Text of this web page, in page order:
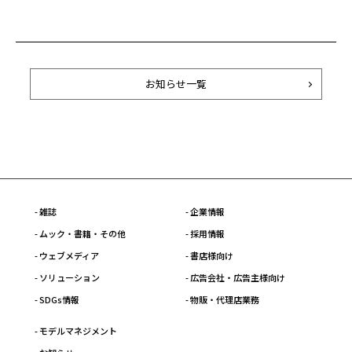
お知らせ一覧
- 雑誌
- ムック・書籍・その他
- ウェブメディア
- ソリューション
- SDGs情報
- 企業情報
- 採用情報
- 書店様向け
- 広告会社・広告主様向け
- 物販・代理店業務
- モデルマネジメント